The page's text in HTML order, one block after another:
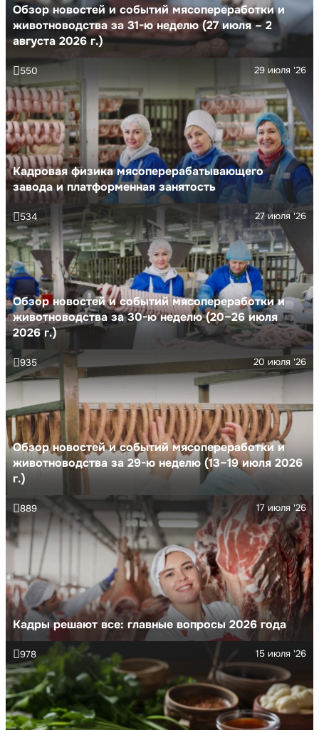
Обзор новостей и событий мясопереработки и
животноводства за 31-ю неделю (27 июля – 2
августа 2026 г.)
Кадровая физика мясоперерабатывающего
завода и платформенная занятость
29 июля '26
550
Обзор новостей и событий мясопереработки и
животноводства за 30-ю неделю (20–26 июля
2026 г.)
27 июля '26
534
Обзор новостей и событий мясопереработки и
животноводства за 29-ю неделю (13–19 июля 2026
г.)
20 июля '26
935
Кадры решают все: главные вопросы 2026 года
17 июля '26
889
15 июля '26
978